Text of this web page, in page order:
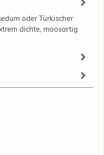
oder Türkischer
dichte, moosartig